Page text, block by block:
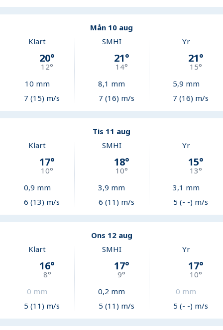
Mån 10 aug
Klart
20°
12°
10 mm
7 (15) m/s
SMHI
21°
14°
8,1 mm
7 (16) m/s
Yr
21°
15°
5,9 mm
7 (16) m/s
Tis 11 aug
Klart
17°
10°
0,9 mm
6 (13) m/s
SMHI
18°
10°
3,9 mm
6 (11) m/s
Yr
15°
13°
3,1 mm
5 (- -) m/s
Ons 12 aug
Klart
16°
8°
0 mm
5 (11) m/s
SMHI
17°
9°
0,2 mm
5 (11) m/s
Yr
17°
10°
0 mm
5 (- -) m/s